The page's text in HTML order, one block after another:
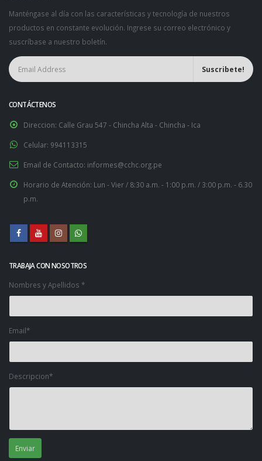
Manténgase al día con las características y tecnología de nuestros
productos en constante evolución. Ingrese su correo electrónico y
suscríbase a nuestro boletín.
CONTÁCTENOS
Direccion: Calle Grau 547 - Chincha Alta - Chincha - Ica
Celular: 994113315
Email de Contacto: informes@cchc.org.pe
Horario de Atención: Lun - Vier / 8:30 a.m. - 1:00 p.m. / 3:00 p.m. - 6.30
p.m.
TRABAJA CON NOSOTROS
Nombres y Apellidos *
Email*
Descripcion*